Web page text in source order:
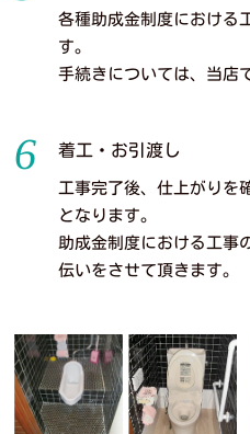
各種助成金制度における
す。
手続きについては、当店
着工・お引渡し
工事完了後、仕上がりを
となります。
助成金制度における工事
伝いをさせて頂きます。